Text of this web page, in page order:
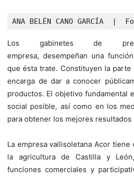
ANA BELÉN CANO GARCÍA  |
Los gabinetes de
empresa, desempeñan una
que ésta trate. Constituyen la parte
encarga de dar a conocer
productos. El objetivo fundamental
social posible, así como en los
para obtener los mejores
La empresa vallisoletana Acor
la agricultura de Castilla y
funciones comerciales y